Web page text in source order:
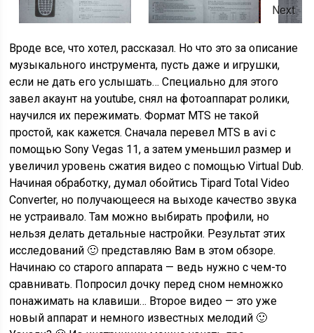
Next
Вроде все, что хотел, рассказал. Но что это за описание
музыкального инструмента, пусть даже и игрушки,
если не дать его услышать… Специально для этого
завел акаунт на youtube, снял на фотоаппарат ролики,
научился их пережимать. Формат MTS не такой
простой, как кажется. Сначала перевел MTS в avi с
помощью Sony Vegas 11, а затем уменьшил размер и
увеличил уровень сжатия видео с помощью Virtual Dub.
Начиная обработку, думал обойтись Tipard Total Video
Converter, но получающееся на выходе качество звука
не устраивало. Там можно выбирать профили, но
нельзя делать детальные настройки. Результат этих
исследований 🙂 представляю Вам в этом обзоре.
Начинаю со старого аппарата — ведь нужно с чем-то
сравнивать. Попросил дочку перед сном немножко
понажимать на клавиши… Второе видео — это уже
новый аппарат и немного известных мелодий 🙂